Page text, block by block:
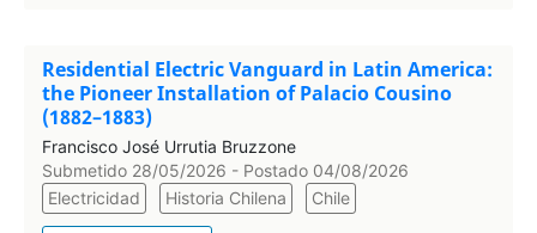
Residential Electric Vanguard in Latin America:
the Pioneer Installation of Palacio Cousino
(1882–1883)
Francisco José Urrutia Bruzzone
Submetido 28/05/2026 - Postado 04/08/2026
Electricidad
Historia Chilena Chile